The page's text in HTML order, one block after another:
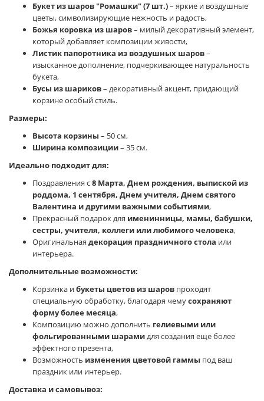
Букет из шаров "Ромашки" (7 шт.)– яркие и воздушные
цветы, символизирующие нежность и радость,
Божья коровка из шаров– милый декоративный элемент,
который добавляет композиции живости,
Листик папоротника из воздушных шаров–
изысканное дополнение, подчеркивающее натуральность
букета,
Бусы из шариков– декоративный акцент, придающий
корзине особый стиль.
Размеры:
Высота корзины – 50 см,
Ширина композиции– 35 см.
Идеально подходит для:
Поздравления с8 Марта, Днем рождения, выпиской из
роддома, 1 сентября, Днем учителя, Днем святого
Валентина и другими важными событиями,
Прекрасный подарок для именинницы, мамы, бабушки,
сестры, учителя, коллеги или любимого человека,
Оригинальная декорация праздничного стола или
интерьера.
Дополнительные возможности:
Корзинка ибукеты цветов из шаров проходят
специальную обработку, благодаря чемусохраняют
форму более месяца,
Композицию можно дополнить гелиевыми или
фольгированными шарамидля создания еще более
эффектного презента,
Возможность изменения цветовой гаммы под ваш
праздник или интерьер.
Доставка и самовывоз: